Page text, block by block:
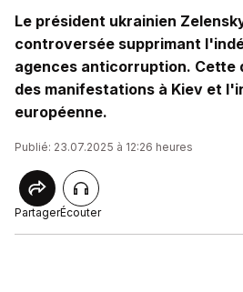
Le président ukrainien
controversée supprimant
agences anticorruption. Cette
des manifestations à Kiev et
européenne.
Publié: 23.07.2025 à 12:26 heures
PartagerÉcouter